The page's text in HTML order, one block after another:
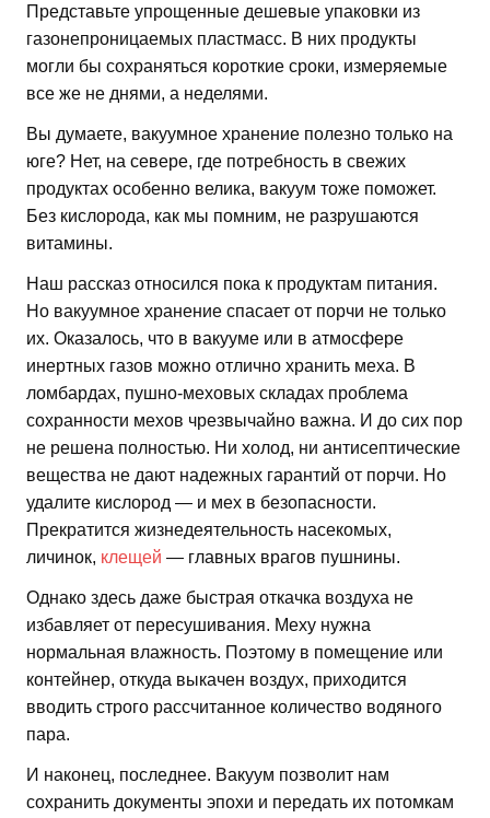
Представьте упрощенные дешевые упаковки из
газонепроницаемых пластмасс. В них продукты
могли бы сохраняться короткие сроки, измеряемые
все же не днями, а неделями.
Вы думаете, вакуумное хранение полезно только на
юге? Нет, на севере, где потребность в свежих
продуктах особенно велика, вакуум тоже поможет.
Без кислорода, как мы помним, не разрушаются
витамины.
Наш рассказ относился пока к продуктам питания.
Но вакуумное хранение спасает от порчи не только
их. Оказалось, что в вакууме или в атмосфере
инертных газов можно отлично хранить меха. В
ломбардах, пушно-меховых складах проблема
сохранности мехов чрезвычайно важна. И до сих пор
не решена полностью. Ни холод, ни антисептические
вещества не дают надежных гарантий от порчи. Но
удалите кислород — и мех в безопасности.
Прекратится жизнедеятельность насекомых,
личинок, клещей — главных врагов пушнины.
Однако здесь даже быстрая откачка воздуха не
избавляет от пересушивания. Меху нужна
нормальная влажность. Поэтому в помещение или
контейнер, откуда выкачен воздух, приходится
вводить строго рассчитанное количество водяного
пара.
И наконец, последнее. Вакуум позволит нам
сохранить документы эпохи и передать их потомкам